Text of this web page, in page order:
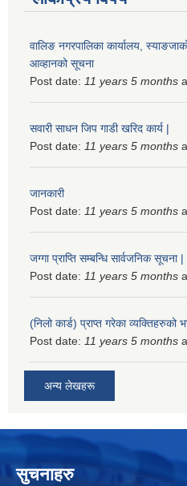
वालिङ नगरपालिका कार्यालय,
आव्हानको सूचना
Post date: 11 years 5 months
सवारी साधन जिप गाडी खरिद कार्य |
Post date: 11 years 5 months
जानकारी
Post date: 11 years 5 months
जग्गा प्राप्ति सम्बन्धि सार्वजनिक सूचना |
Post date: 11 years 5 months
(निलो कार्ड) प्राप्त गरेका व्यक्तिहरुको
Post date: 11 years 5 months
अन्य लेखहरू
सुचनाहरु